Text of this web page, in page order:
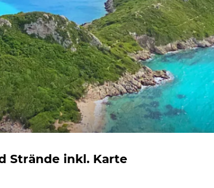
Strände inkl. Karte